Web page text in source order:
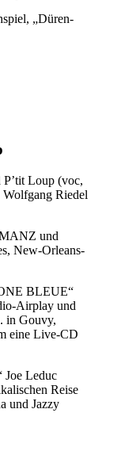
„Düren-
Loup (voc,
Riedel
und
New-Orleans-
BLEUE“
Airplay und
in Gouvy,
eine Live-CD
Joe Leduc
Reise
und Jazzy